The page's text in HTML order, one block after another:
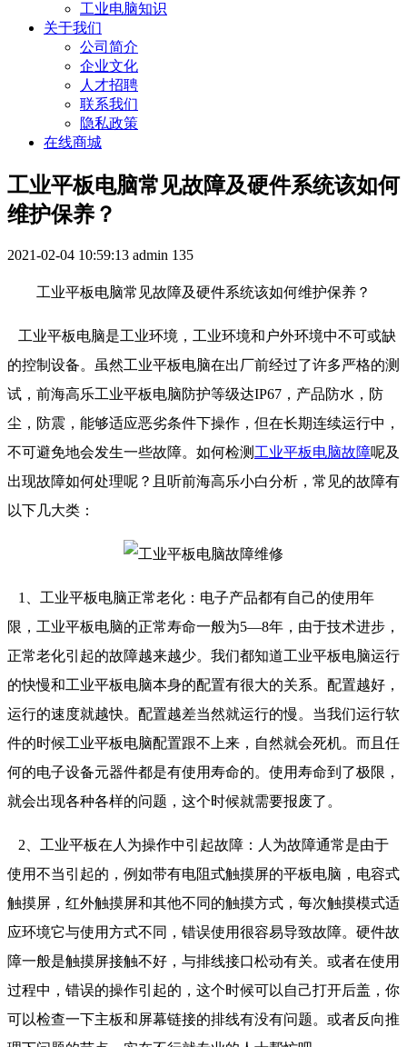
工业电脑知识
关于我们
公司简介
企业文化
人才招聘
联系我们
隐私政策
在线商城
工业平板电脑常见故障及硬件系统该如何
维护保养？
2021-02-04 10:59:13 admin 135
工业平板电脑常见故障及硬件系统该如何维护保养？
工业平板电脑是工业环境，工业环境和户外环境中不可或缺
的控制设备。虽然工业平板电脑在出厂前经过了许多严格的测
试，前海高乐工业平板电脑防护等级达IP67，产品防水，防
尘，防震，能够适应恶劣条件下操作，但在长期连续运行中，
不可避免地会发生一些故障。如何检测 工业平板电脑故障呢及
出现故障如何处理呢？且听前海高乐小白分析，常见的故障有
以下几大类：
1、工业平板电脑正常老化：电子产品都有自己的使用年
限，工业平板电脑的正常寿命一般为5—8年，由于技术进步，
正常老化引起的故障越来越少。我们都知道工业平板电脑运行
的快慢和工业平板电脑本身的配置有很大的关系。配置越好，
运行的速度就越快。配置越差当然就运行的慢。当我们运行软
件的时候工业平板电脑配置跟不上来，自然就会死机。而且任
何的电子设备元器件都是有使用寿命的。使用寿命到了极限，
就会出现各种各样的问题，这个时候就需要报废了。
2、工业平板在人为操作中引起故障：人为故障通常是由于
使用不当引起的，例如带有电阻式触摸屏的平板电脑，电容式
触摸屏，红外触摸屏和其他不同的触摸方式，每次触摸模式适
应环境它与使用方式不同，错误使用很容易导致故障。硬件故
障一般是触摸屏接触不好，与排线接口松动有关。或者在使用
过程中，错误的操作引起的，这个时候可以自己打开后盖，你
可以检查一下主板和屏幕链接的排线有没有问题。或者反向推